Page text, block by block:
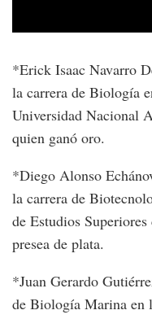
*Erick Isaac Navarro
la carrera de Biología
Universidad Nacional
quien ganó oro.
*Diego Alonso
la carrera de
de Estudios
presea de plata.
*Juan Gerardo
de Biología Marina en